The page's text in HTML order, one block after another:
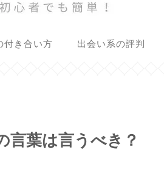
付き合い方 出会い系の評判
言葉は言うべき？